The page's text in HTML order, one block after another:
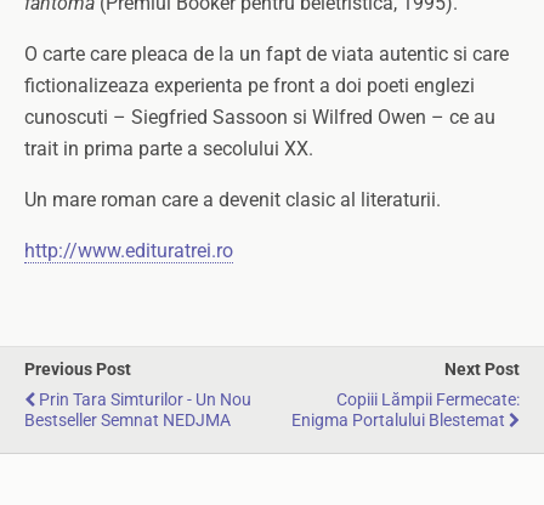
O carte care pleaca de la un fapt de viata autentic si care
fictionalizeaza experienta pe front a doi poeti englezi
cunoscuti – Siegfried Sassoon si Wilfred Owen – ce au
trait in prima parte a secolului XX.
Un mare roman care a devenit clasic al literaturii.
http://www.edituratrei.ro
Previous Post
Prin Tara Simturilor - Un Nou
Bestseller Semnat NEDJMA
Next Post
Copiii Lămpii Fermecate:
Enigma Portalului Blestemat